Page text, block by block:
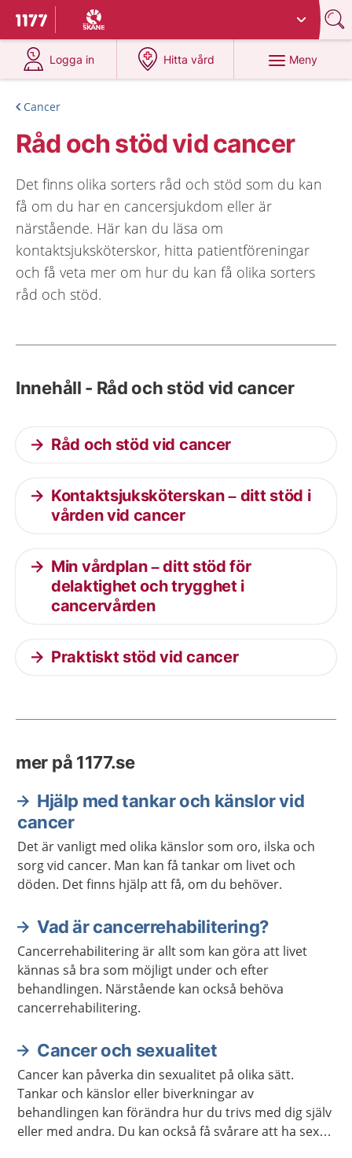
Till startsidan för 1177
Du har valt region
Logga in
på 1177.se
Hitta vård
på 1177.se
Meny
Cancer
Råd och stöd vid cancer
Det finns olika sorters råd och stöd som du kan
få om du har en cancersjukdom eller är
närstående. Här kan du läsa om
kontaktsjuksköterskor, hitta patientföreningar
och få veta mer om hur du kan få olika sorters
råd och stöd.
Innehåll - Råd och stöd vid cancer
Råd och stöd vid cancer
Kontaktsjuksköterskan – ditt stöd i
vården vid cancer
Min vårdplan – ditt stöd för
delaktighet och trygghet i
cancervården
Praktiskt stöd vid cancer
mer på 1177.se
Hjälp med tankar och känslor vid
cancer
Det är vanligt med olika känslor som oro, ilska och
sorg vid cancer. Man kan få tankar om livet och
döden. Det finns hjälp att få, om du behöver.
Vad är cancerrehabilitering?
Cancerrehabilitering är allt som kan göra att livet
kännas så bra som möjligt under och efter
behandlingen. Närstående kan också behöva
cancerrehabilitering.
Cancer och sexualitet
Cancer kan påverka din sexualitet på olika sätt.
Tankar och känslor eller biverkningar av
behandlingen kan förändra hur du trivs med dig själv
eller med andra. Du kan också få svårare att ha sex